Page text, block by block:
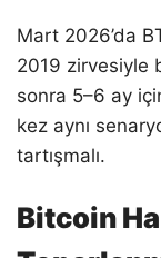
Mart 2026’da
2019 zirvesiyle
sonra 5–6 ay
kez aynı
tartışmalı.
Bitcoin